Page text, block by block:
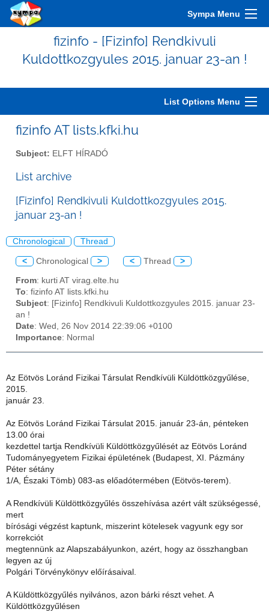
Sympa Menu
fizinfo - [Fizinfo] Rendkivuli
Kuldottkozgyules 2015. januar 23-an !
List Options Menu
fizinfo AT lists.kfki.hu
Subject: ELFT HÍRADÓ
List archive
[Fizinfo] Rendkivuli Kuldottkozgyules 2015.
januar 23-an !
Chronological Thread
< Chronological > < Thread >
From: kurti AT virag.elte.hu
To: fizinfo AT lists.kfki.hu
Subject: [Fizinfo] Rendkivuli Kuldottkozgyules 2015. januar 23-
an !
Date: Wed, 26 Nov 2014 22:39:06 +0100
Importance: Normal
Az Eötvös Loránd Fizikai Társulat Rendkívüli Küldöttközgyűlése,
2015.
január 23.
Az Eötvös Loránd Fizikai Társulat 2015. január 23-án, pénteken
13.00 órai
kezdettel tartja Rendkívüli Küldöttközgyűlését az Eötvös Loránd
Tudományegyetem Fizikai épületének (Budapest, XI. Pázmány
Péter sétány
1/A, Északi Tömb) 083-as előadótermében (Eötvös-terem).
A Rendkívüli Küldöttközgyűlés összehívása azért vált szükségessé,
mert
bírósági végzést kaptunk, miszerint kötelesek vagyunk egy sor
korrekciót
megtennünk az Alapszabályunkon, azért, hogy az összhangban
legyen az új
Polgári Törvénykönyv előírásaival.
A Küldöttközgyűlés nyilvános, azon bárki részt vehet. A
Küldöttközgyűlésen